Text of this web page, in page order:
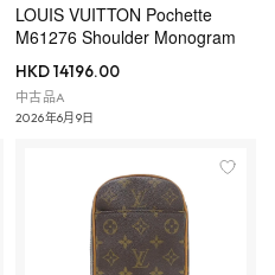
LOUIS VUITTON Pochette
M61276 Shoulder Monogram
HKD 14196.00
中古品A
2026年6月9日